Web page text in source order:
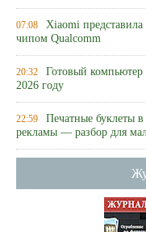
07:08 Xiaomi
чипом Qualcomm
20:32 Готовый
2026 году
22:59 Печатные буклеты
рекламы — разбор для